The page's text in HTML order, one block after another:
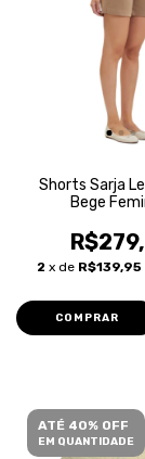
Shorts Sarja
Bege
2 x de R$139,95
COMPRAR
ATÉ 40% OFF
EM QUANTIDADE